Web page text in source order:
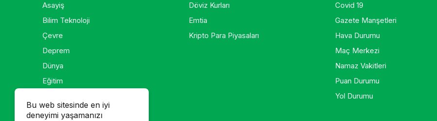
Bu web sitesinde en iyi
deneyimi yaşamanızı
Asayiş
Bilim Teknoloji
Çevre
Deprem
Dünya
Eğitim
Gündem
Döviz Kurları
Emtia
Kripto Para Piyasaları
Covid 19
Gazete Manşetleri
Hava Durumu
Maç Merkezi
Namaz Vakitleri
Puan Durumu
Yol Durumu